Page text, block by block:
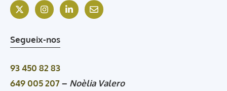
Segueix-nos
93 450 82 83
649 005 207– Noèlia Valero